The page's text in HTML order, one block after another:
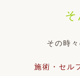
その時々
施術・セル